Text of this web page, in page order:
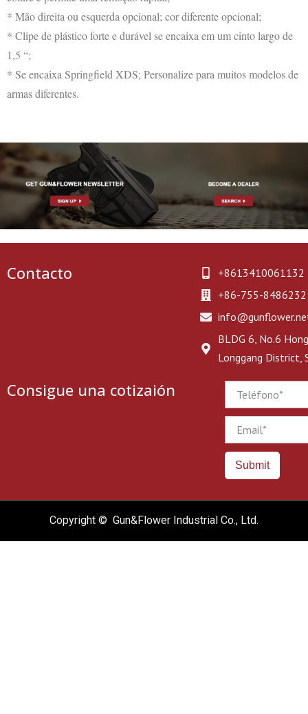
* Mão direita ou esquerda opcional; cor diferente opcional;
* Clipe de plástico forte e durável se encaixa em um cinto largo de
1,5 “;
* Se encaixa Springfield XDS; Personalize para muitos modelos de
armas diferentes.
Contacto
+8613410061132
+86-755-
BLDG 6, No.6
Longgang District,
Consigue una cotizaión
Submit
Copyright © Gun&Flower Industrial Co., Ltd.